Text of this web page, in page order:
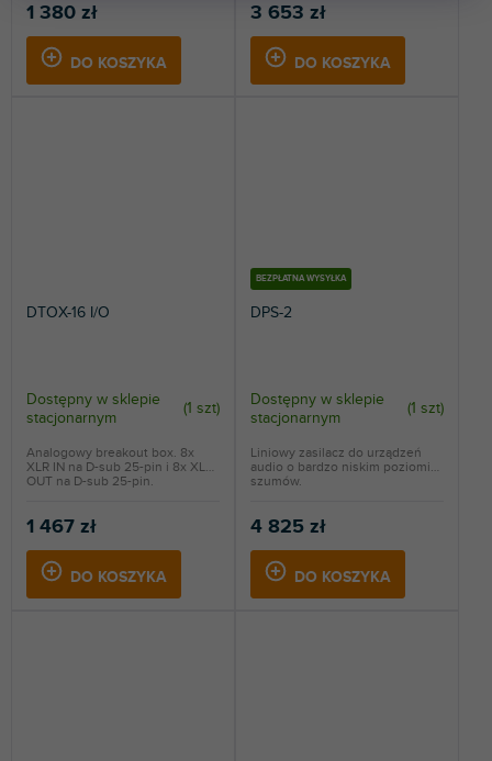
1 380 zł
DO KOSZYKA
3 653 zł
DO KOSZYKA
DTOX-16 I/O
Dostępny w sklepie
stacjonarnym
(1 szt)
1 467 zł
DO KOSZYKA
Analogowy breakout box. 8x
XLR IN na D-sub 25-pin i 8x XLR
OUT na D-sub 25-pin.
BEZPŁATNA WYSYŁKA
DPS-2
Dostępny w sklepie
stacjonarnym
(1 szt)
4 825 zł
DO KOSZYKA
Liniowy zasilacz do urządzeń
audio o bardzo niskim poziomie
szumów.